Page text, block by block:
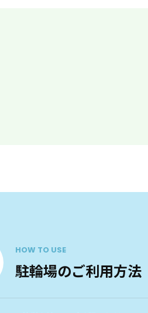
HOW TO USE
駐輪場のご利用方法